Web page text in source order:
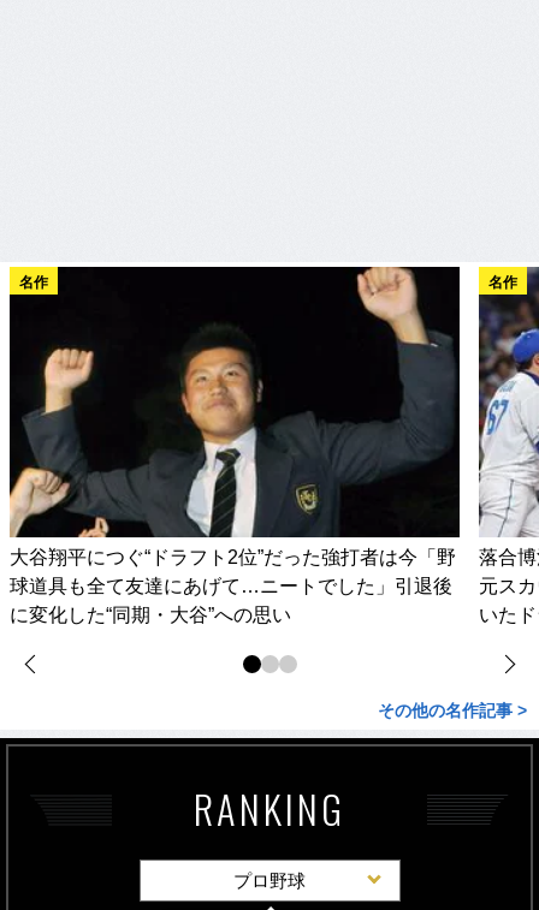
名作
大谷翔平につぐ“ドラフト2位”だった強打者は今「野
球道具も全て友達にあげて…ニートでした」引退後
に変化した“同期・大谷”への思い
名作
落合
元ス
いた
その他の名作記事 >
RANKING
プロ野球